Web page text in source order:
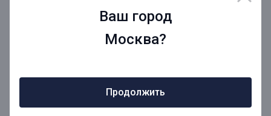
Ваш город
Москва?
Продолжить
Мобильное приложение для Бизнеса